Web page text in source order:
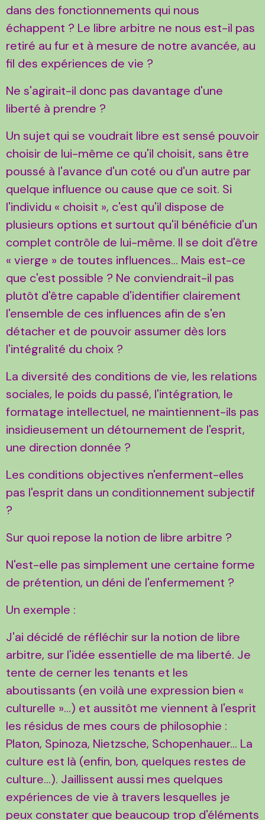
dans des fonctionnements qui nous
échappent ? Le libre arbitre ne nous est-il pas
retiré au fur et à mesure de notre avancée, au
fil des expériences de vie ?
Ne s'agirait-il donc pas davantage d'une
liberté à prendre ?
Un sujet qui se voudrait libre est sensé pouvoir
choisir de lui-même ce qu'il choisit, sans être
poussé à l'avance d'un coté ou d'un autre par
quelque influence ou cause que ce soit. Si
l'individu « choisit », c'est qu'il dispose de
plusieurs options et surtout qu'il bénéficie d'un
complet contrôle de lui-même. Il se doit d'être
« vierge » de toutes influences... Mais est-ce
que c'est possible ? Ne conviendrait-il pas
plutôt d'être capable d'identifier clairement
l'ensemble de ces influences afin de s'en
détacher et de pouvoir assumer dès lors
l'intégralité du choix ?
La diversité des conditions de vie, les relations
sociales, le poids du passé, l'intégration, le
formatage intellectuel, ne maintiennent-ils pas
insidieusement un détournement de l'esprit,
une direction donnée ?
Les conditions objectives n'enferment-elles
pas l'esprit dans un conditionnement subjectif
?
Sur quoi repose la notion de libre arbitre ?
N'est-elle pas simplement une certaine forme
de prétention, un déni de l'enfermement ?
Un exemple :
J'ai décidé de réfléchir sur la notion de libre
arbitre, sur l'idée essentielle de ma liberté. Je
tente de cerner les tenants et les
aboutissants (en voilà une expression bien «
culturelle »...) et aussitôt me viennent à l'esprit
les résidus de mes cours de philosophie :
Platon, Spinoza, Nietzsche, Schopenhauer... La
culture est là (enfin, bon, quelques restes de
culture...). Jaillissent aussi mes quelques
expériences de vie à travers lesquelles je
peux constater que beaucoup trop d'éléments